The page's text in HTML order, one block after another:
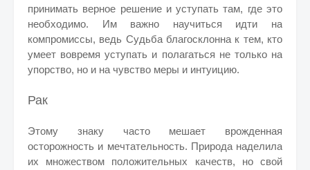
принимать верное решение и уступать там, где это
необходимо. Им важно научиться идти на
компромиссы, ведь Судьба благосклонна к тем, кто
умеет вовремя уступать и полагаться не только на
упорство, но и на чувство меры и интуицию.
Рак
Этому знаку часто мешает врожденная
осторожность и мечтательность. Природа наделила
их множеством положительных качеств, но свой